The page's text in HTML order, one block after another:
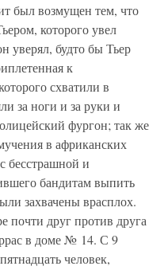
был возмущен тем, что
которого увел
уверял, будто бы Тьер
к
схватили в
за ноги и за руки и
фургон; так же
в африканских
бесстрашной и
бандитам выпить
захвачены врасплох.
друг против друга
в доме № 14. С 9
человек,